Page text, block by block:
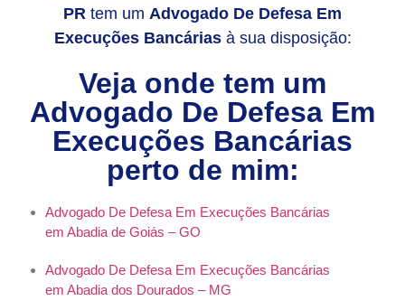
PR tem um Advogado De Defesa Em
Execuções Bancáriasà sua disposição:
Veja onde tem um
Advogado De Defesa Em
Execuções Bancárias
perto de mim:
Advogado De Defesa Em Execuções Bancárias
em Abadia de Goiás – GO
Advogado De Defesa Em Execuções Bancárias
em Abadia dos Dourados – MG